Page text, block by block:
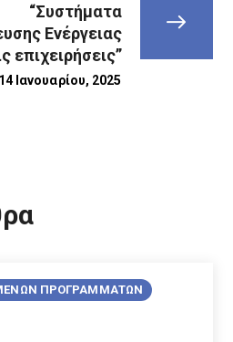
“Συστήματα
Ενέργειας
επιχειρήσεις”
14 Ιανουαρίου, 2025
ΠΡΟΓΡΑΜΜΑΤΩΝ